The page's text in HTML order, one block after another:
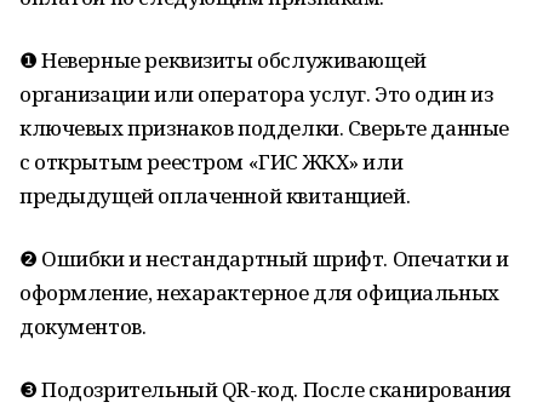
❶ Неверные реквизиты обслуживающей
организации или оператора услуг. Это один из
ключевых признаков подделки. Сверьте данные
с открытым реестром «ГИС ЖКХ» или
предыдущей оплаченной квитанцией.
❷ Ошибки и нестандартный шрифт. Опечатки и
оформление, нехарактерное для официальных
документов.
❸ Подозрительный QR-код. После сканирования